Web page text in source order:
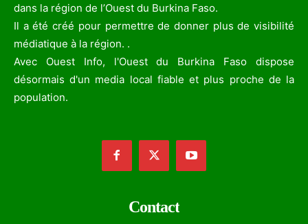
dans la région de l’Ouest du Burkina Faso.
Il a été créé pour permettre de donner plus de visibilité
médiatique à la région. .
Avec Ouest Info, l'Ouest du Burkina Faso dispose
désormais d'un media local fiable et plus proche de la
population.
Contact